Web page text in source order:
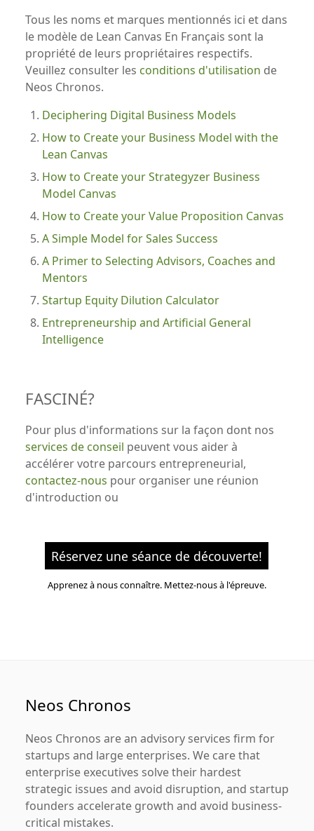
Tous les noms et marques mentionnés ici et dans
le modèle de Lean Canvas En Français sont la
propriété de leurs propriétaires respectifs.
Veuillez consulter les conditions d'utilisation de
Neos Chronos.
Deciphering Digital Business Models
How to Create your Business Model with the
Lean Canvas
How to Create your Strategyzer Business
Model Canvas
How to Create your Value Proposition Canvas
A Simple Model for Sales Success
A Primer to Selecting Advisors, Coaches and
Mentors
Startup Equity Dilution Calculator
Entrepreneurship and Artificial General
Intelligence
FASCINÉ?
Pour plus d'informations sur la façon dont nos
services de conseil peuvent vous aider à
accélérer votre parcours entrepreneurial,
contactez-nous pour organiser une réunion
d'introduction ou
Réservez une séance de découverte!
Apprenez à nous connaître. Mettez-nous à l'épreuve.
Neos Chronos
Neos Chronos are an advisory services firm for
startups and large enterprises. We care that
enterprise executives solve their hardest
strategic issues and avoid disruption, and startup
founders accelerate growth and avoid business-
critical mistakes.